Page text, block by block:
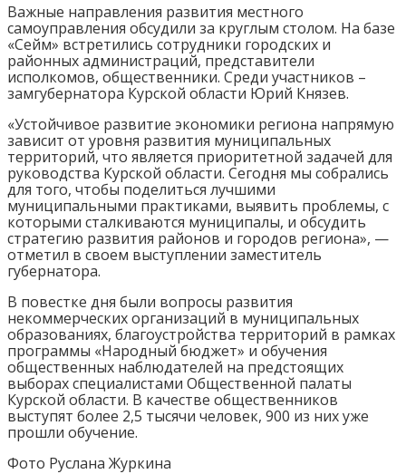
Важные направления развития местного
самоуправления обсудили за круглым столом. На базе
«Сейм» встретились сотрудники городских и
районных администраций, представители
исполкомов, общественники. Среди участников –
замгубернатора Курской области Юрий Князев.
«Устойчивое развитие экономики региона напрямую
зависит от уровня развития муниципальных
территорий, что является приоритетной задачей для
руководства Курской области. Сегодня мы собрались
для того, чтобы поделиться лучшими
муниципальными практиками, выявить проблемы, с
которыми сталкиваются муниципалы, и обсудить
стратегию развития районов и городов региона», —
отметил в своем выступлении заместитель
губернатора.
В повестке дня были вопросы развития
некоммерческих организаций в муниципальных
образованиях, благоустройства территорий в рамках
программы «Народный бюджет» и обучения
общественных наблюдателей на предстоящих
выборах специалистами Общественной палаты
Курской области. В качестве общественников
выступят более 2,5 тысячи человек, 900 из них уже
прошли обучение.
Фото Руслана Журкина